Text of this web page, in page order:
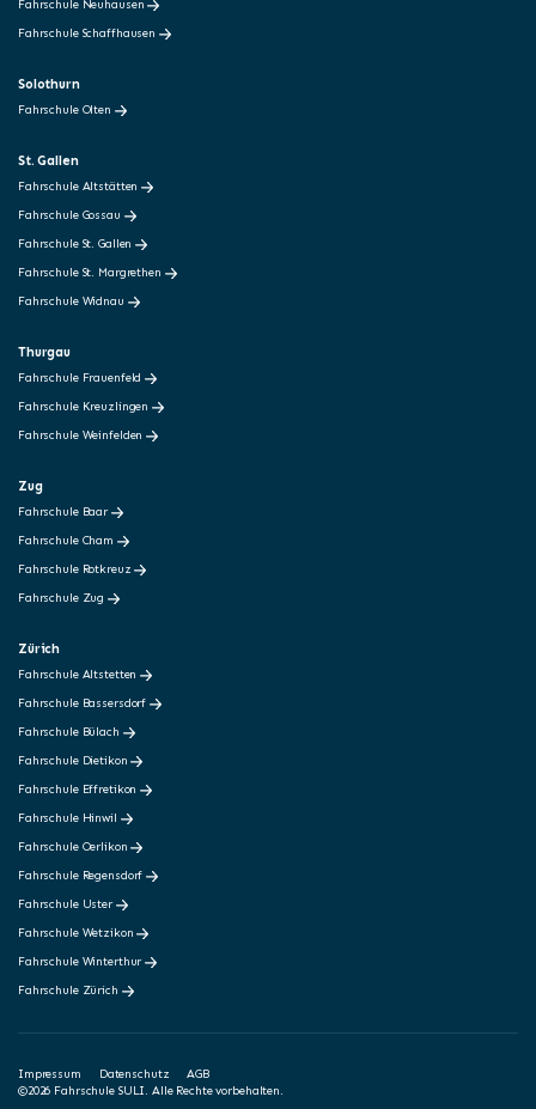
Fahrschule Neuhausen
Fahrschule Schaffhausen
Solothurn
Fahrschule Olten
St. Gallen
Fahrschule Altstätten
Fahrschule Gossau
Fahrschule St. Gallen
Fahrschule St. Margrethen
Fahrschule Widnau
Thurgau
Fahrschule Frauenfeld
Fahrschule Kreuzlingen
Fahrschule Weinfelden
Zug
Fahrschule Baar
Fahrschule Cham
Fahrschule Rotkreuz
Fahrschule Zug
Zürich
Fahrschule Altstetten
Fahrschule Bassersdorf
Fahrschule Bülach
Fahrschule Dietikon
Fahrschule Effretikon
Fahrschule Hinwil
Fahrschule Oerlikon
Fahrschule Regensdorf
Fahrschule Uster
Fahrschule Wetzikon
Fahrschule Winterthur
Fahrschule Zürich
Impressum Datenschutz
AGB
©2026 Fahrschule SULI. Alle Rechte vorbehalten.